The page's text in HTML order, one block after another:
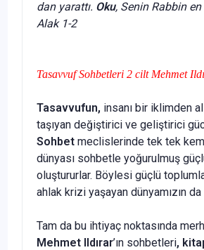
dan yarattı. Oku, Senin Rabbin
Alak 1-2
Tasavvuf Sohbetleri 2 cilt Mehmet
Tasavvufun, insanı bir iklimden
taşıyan değiştirici ve geliştirici
Sohbet meclislerinde tek tek
dünyası sohbetle yoğurulmuş
oluştururlar. Böylesi güçlü
ahlak krizi yaşayan dünyamızın da
Tam da bu ihtiyaç noktasında
Mehmet Ildırar’ın sohbetleri,